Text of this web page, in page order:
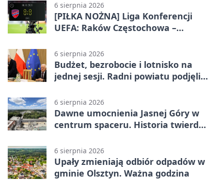
6 sierpnia 2026
[PIŁKA NOŻNA] Liga Konferencji
UEFA: Raków Częstochowa –
meczu III rundy eliminacji
6 sierpnia 2026
Budżet, bezrobocie i lotnisko na
jednej sesji. Radni powiatu podjęli
6 sierpnia 2026
Dawne umocnienia Jasnej Góry w
centrum spaceru. Historia twierdzy
6 sierpnia 2026
Upały zmieniają odbiór odpadów w
gminie Olsztyn. Ważna godzina